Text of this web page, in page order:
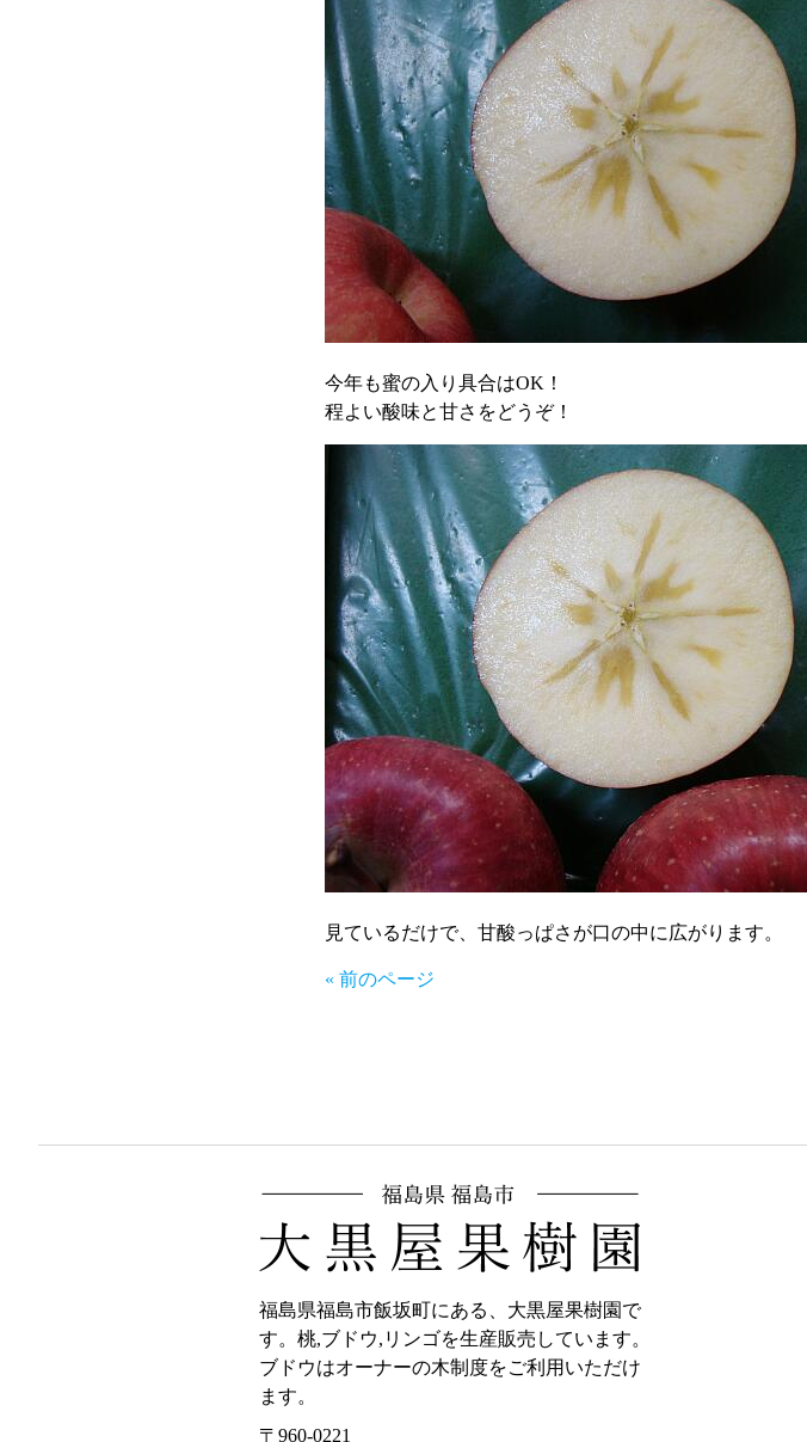
今年も蜜の入り具合はOK！
程よい酸味と甘さをどうぞ！
見ているだけで、甘酸っぱさが口の中に広がります。
« 前のページ
福島県福島市飯坂町にある、大黒屋果樹園で
す。桃,ブドウ,リンゴを生産販売しています。
ブドウはオーナーの木制度をご利用いただけ
ます。
〒960-0221